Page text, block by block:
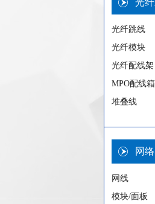
光
光纤跳线
光纤模块
光纤配线架
MPO配线箱
堆叠线
网
网线
模块/面板